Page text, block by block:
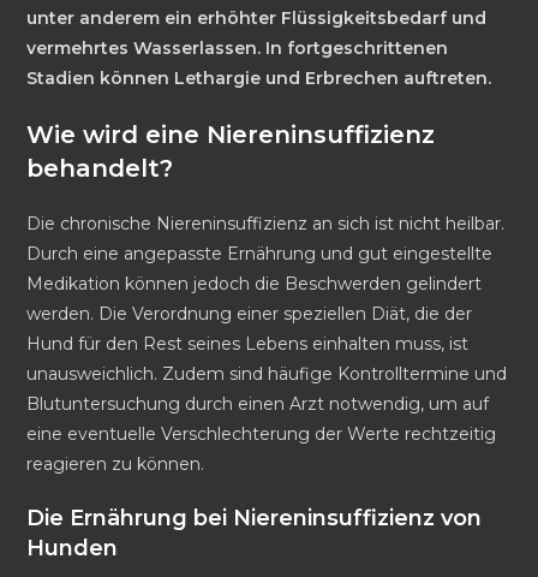
unter anderem ein erhöhter Flüssigkeitsbedarf und
vermehrtes Wasserlassen. In fortgeschrittenen
Stadien können Lethargie und Erbrechen auftreten.
Wie wird eine Niereninsuffizienz
behandelt?
Die chronische Niereninsuffizienz an sich ist nicht heilbar.
Durch eine angepasste Ernährung und gut eingestellte
Medikation können jedoch die Beschwerden gelindert
werden. Die Verordnung einer speziellen Diät, die der
Hund für den Rest seines Lebens einhalten muss, ist
unausweichlich. Zudem sind häufige Kontrolltermine und
Blutuntersuchung durch einen Arzt notwendig, um auf
eine eventuelle Verschlechterung der Werte rechtzeitig
reagieren zu können.
Die Ernährung bei Niereninsuffizienz von
Hunden